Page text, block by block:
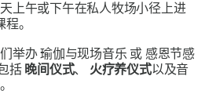
午或下午在私人牧场小径上进
。
举办瑜伽与现场音乐 或 感恩节感
括 晚间仪式、 火疗养仪式以及音
。